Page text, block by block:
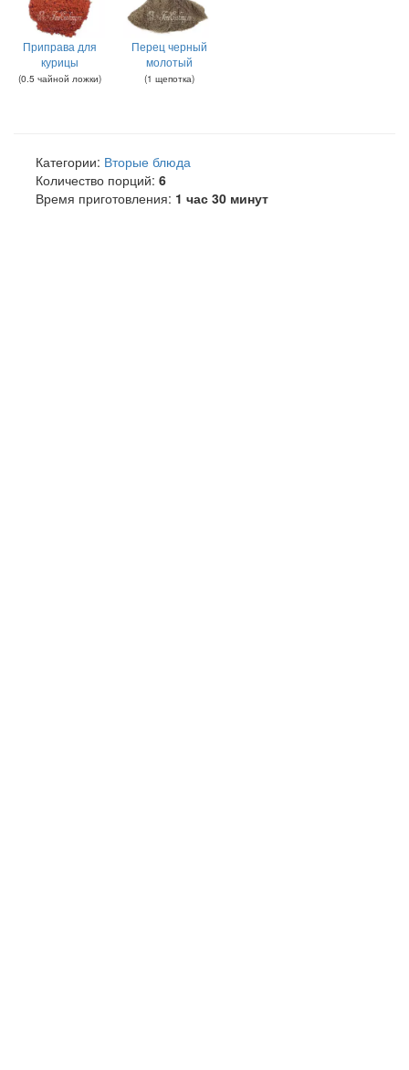
Приправа для
курицы
(0.5 чайной ложки)
Перец черный
молотый
(1 щепотка)
Категории: Вторые блюда
Количество порций: 6
Время приготовления: 1 час 30 минут